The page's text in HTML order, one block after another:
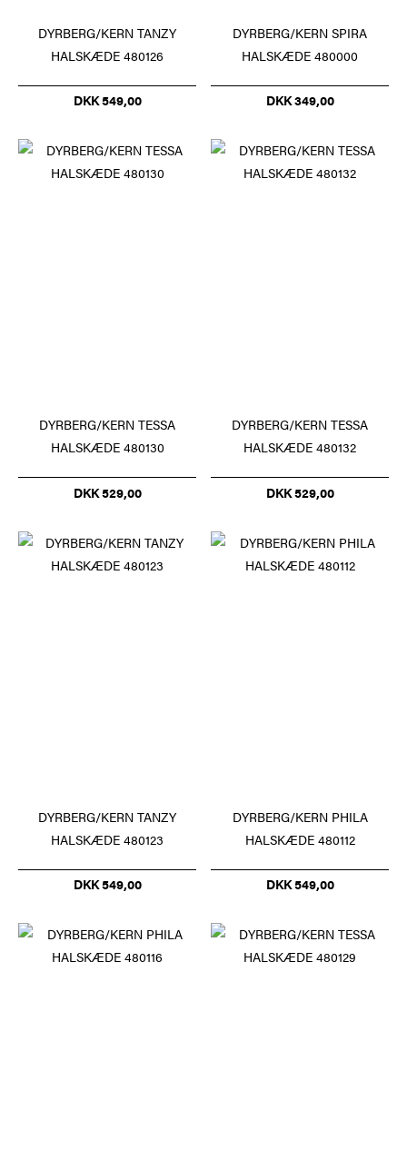
DYRBERG/KERN TANZY
HALSKÆDE 480126
DKK 549,00
DYRBERG/KERN SPIRA
HALSKÆDE 480000
DKK 349,00
DYRBERG/KERN TESSA
HALSKÆDE 480130
DKK 529,00
DYRBERG/KERN TESSA
HALSKÆDE 480132
DKK 529,00
DYRBERG/KERN TANZY
HALSKÆDE 480123
DKK 549,00
DYRBERG/KERN PHILA
HALSKÆDE 480112
DKK 549,00